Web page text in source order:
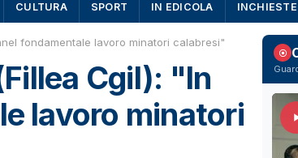
CULTURA SPORT IN EDICOLA INCHIESTE
fondamentale lavoro minatori calabresi"
Cgil): "In
lavoro minatori